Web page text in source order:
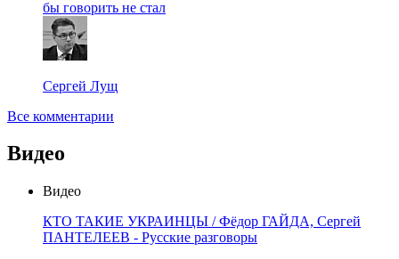
бы говорить не стал
Сергей Лущ
Все комментарии
Видео
Видео
КТО ТАКИЕ УКРАИНЦЫ / Фёдор ГАЙДА, Сергей
ПАНТЕЛЕЕВ - Русские разговоры